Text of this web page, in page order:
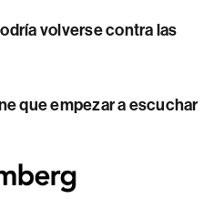
volverse contra las
que empezar a escuchar